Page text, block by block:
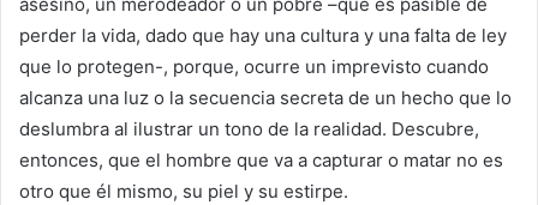
asesino, un merodeador o un pobre –que es pasible de
perder la vida, dado que hay una cultura y una falta de ley
que lo protegen-, porque, ocurre un imprevisto cuando
alcanza una luz o la secuencia secreta de un hecho que lo
deslumbra al ilustrar un tono de la realidad. Descubre,
entonces, que el hombre que va a capturar o matar no es
otro que él mismo, su piel y su estirpe.